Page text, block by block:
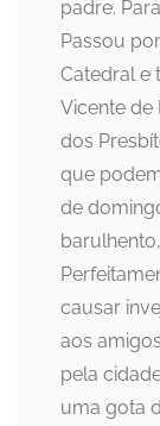
padre.
Passou
Catedral e
Vicente de
dos
que
de
causar
aos
pela
uma gota